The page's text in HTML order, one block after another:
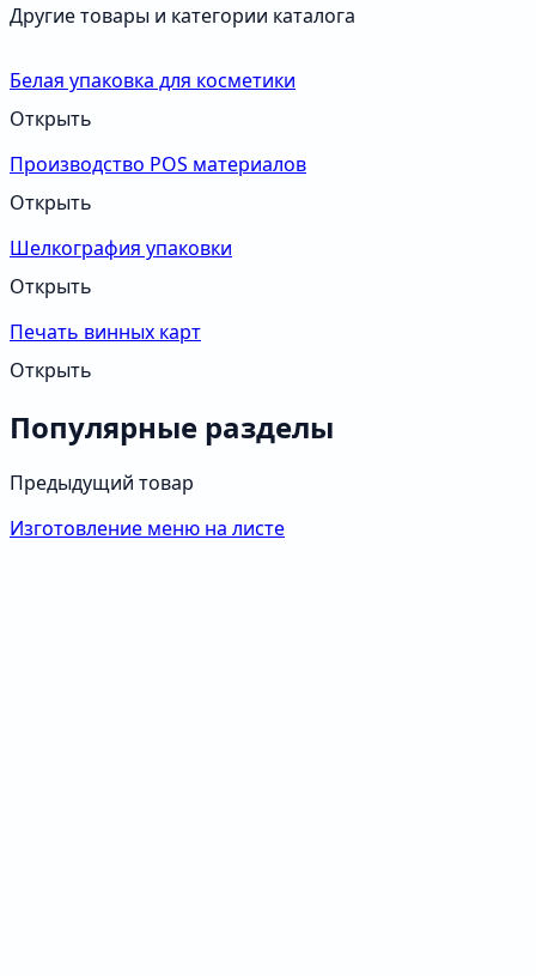
Другие товары и категории каталога
Белая упаковка для косметики
Открыть
Производство POS материалов
Открыть
Шелкография упаковки
Открыть
Печать винных карт
Открыть
Популярные разделы
Предыдущий товар
Изготовление меню на листе